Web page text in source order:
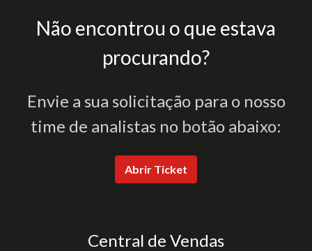
Não encontrou o que estava
procurando?
Envie a sua solicitação para o nosso
time de analistas no botão abaixo:
Abrir Ticket
Central de Vendas